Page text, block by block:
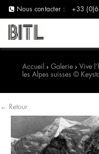
Nous contacter : +33
Accueil › Galerie› Vive
les Alpes suisses ©
← Retour